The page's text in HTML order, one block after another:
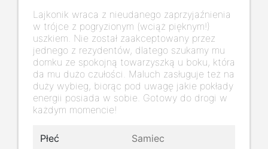
Lajkonik wraca z nieudanego zaprzyjaźnienia
w trójce z pogryzionym (wciąż pięknym!)
uszkiem. Nie został zaakceptowany przez
jednego z rezydentów, dlatego szukamy mu
domku ze spokojną towarzyszką u boku, która
da mu dużo czułości. Maluch zasługuje też na
duży wybieg, biorąc pod uwagę jakie pokłady
energii posiada w sobie. Gotowy do drogi w
każdym momencie!
Płeć Samiec